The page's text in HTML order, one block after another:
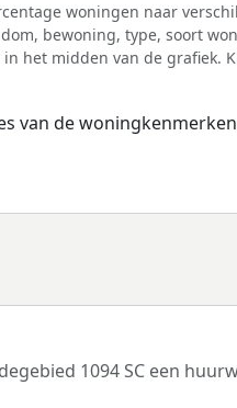
woningen naar
bewoning, type, soort
het midden van de grafiek.
van de
1094 SC een